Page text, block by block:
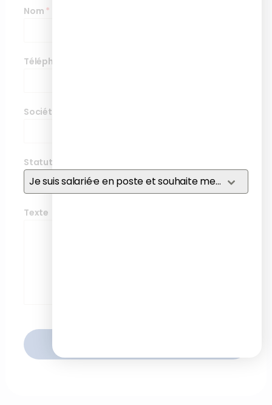
Nom *
Téléphone
Société
Statut
Je suis salarié·e en poste et souhaite me former
Texte